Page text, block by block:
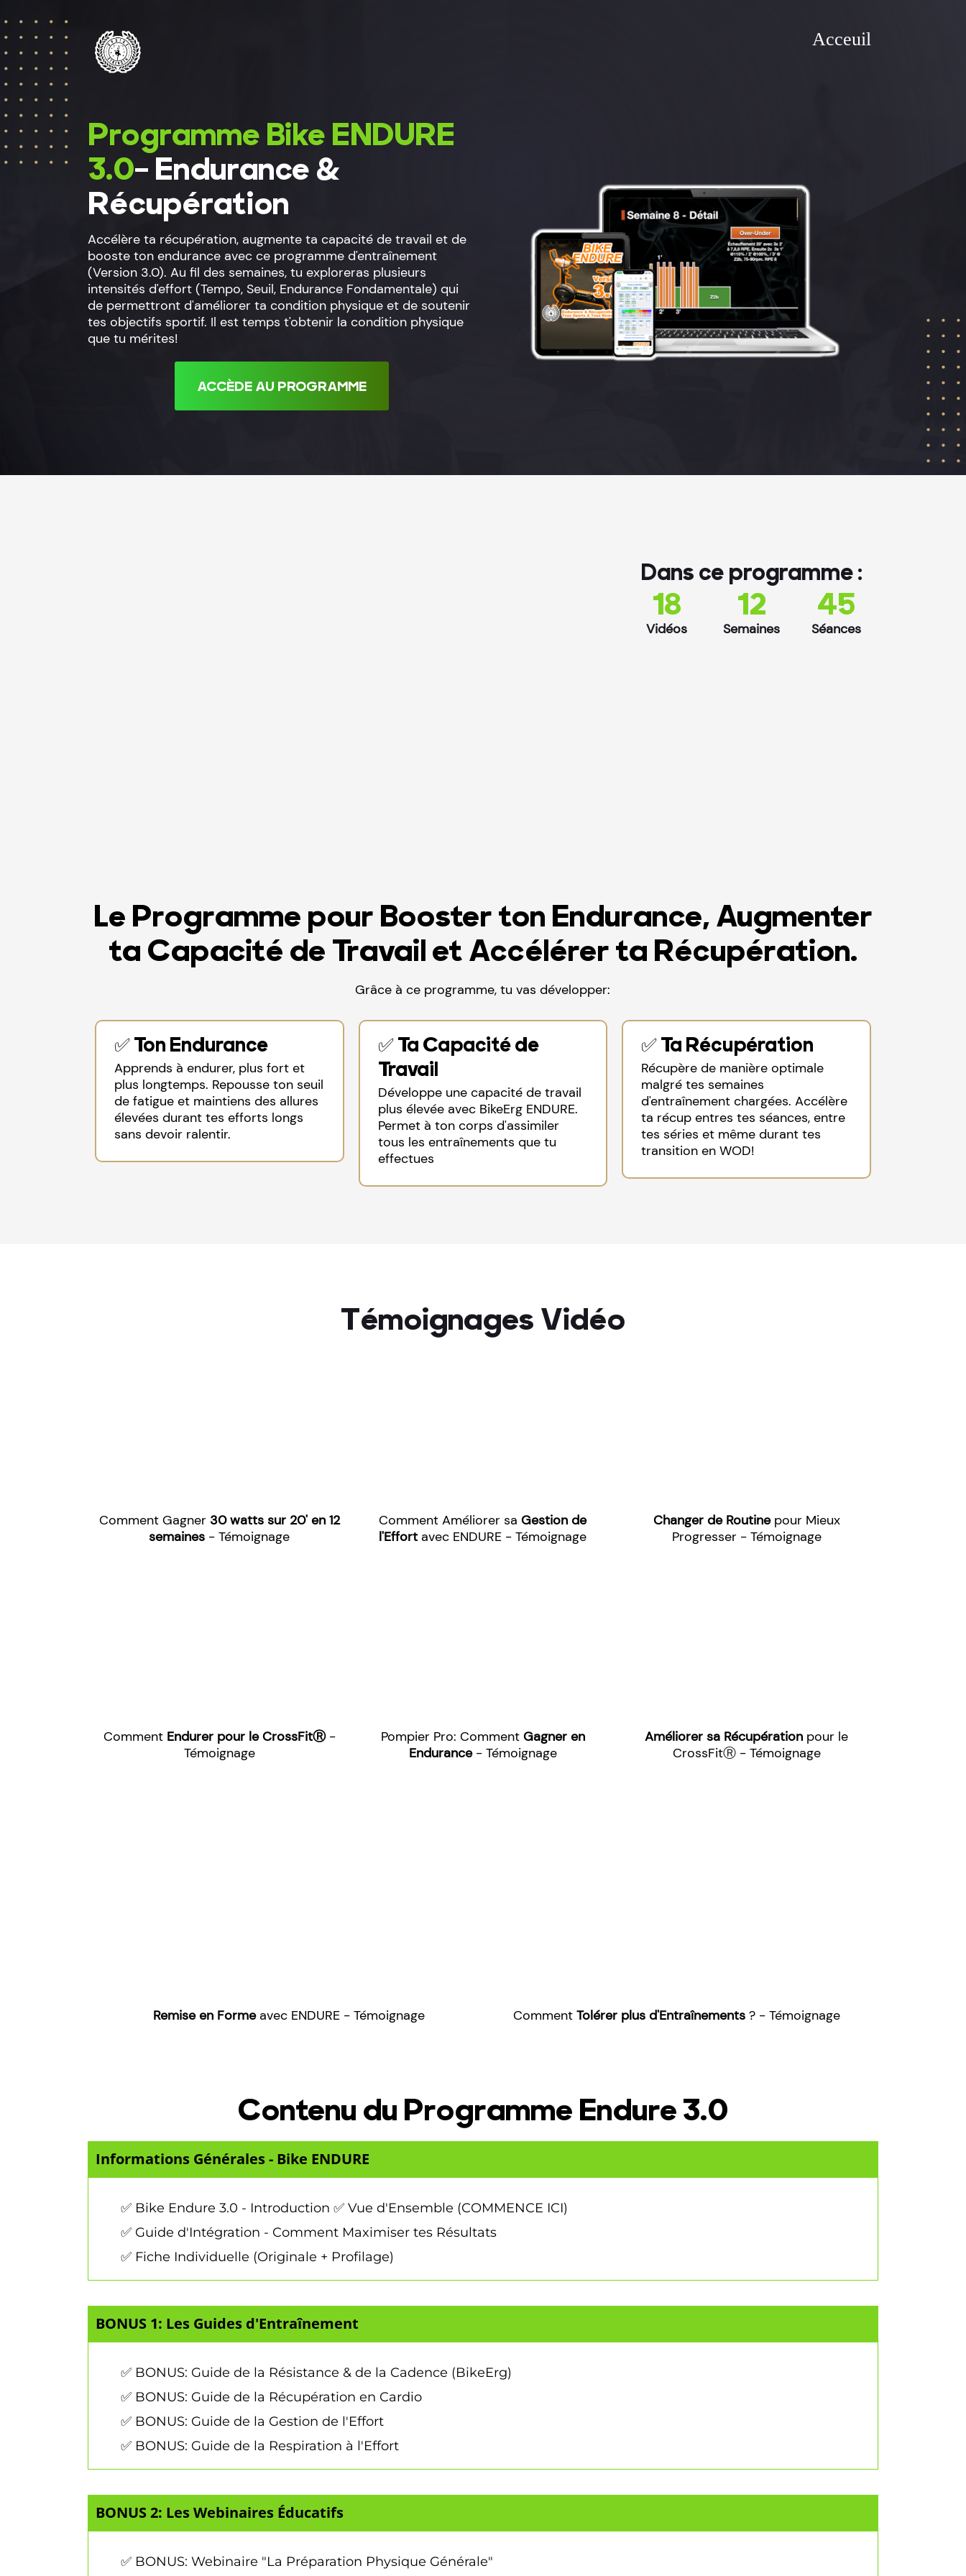
Acceuil
Programme Bike ENDURE
3.0- Endurance &
Récupération
Accélère ta récupération, augmente ta capacité de travail et de
booste ton endurance avec ce programme d'entraînement
(Version 3.0). Au fil des semaines, tu exploreras plusieurs
intensités d'effort (Tempo, Seuil, Endurance Fondamentale) qui
de permettront d'améliorer ta condition physique et de soutenir
tes objectifs sportif. Il est temps t'obtenir la condition physique
que tu mérites!
ACCÈDE AU PROGRAMME
Dans ce programme :
18
Vidéos
12
Semaines
45
Séances
Le Programme pour Booster ton Endurance, Augmenter
ta Capacité de Travail et Accélérer ta Récupération.
Grâce à ce programme, tu vas développer:
✅ Ton Endurance
Apprends à endurer, plus fort et
plus longtemps. Repousse ton seuil
de fatigue et maintiens des allures
élevées durant tes efforts longs
sans devoir ralentir.
✅ Ta Capacité de
Travail
Développe une capacité de travail
plus élevée avec BikeErg ENDURE.
Permet à ton corps d'assimiler
tous les entraînements que tu
effectues
✅ Ta Récupération
Récupère de manière optimale
malgré tes semaines
d'entraînement chargées. Accélère
ta récup entres tes séances, entre
tes séries et même durant tes
transition en WOD!
Témoignages Vidéo
Comment Gagner 30 watts sur 20' en 12
semaines - Témoignage
Comment Améliorer saGestion de
l'Effort avec ENDURE - Témoignage
Changer de Routinepour Mieux
Progresser - Témoignage
Comment Endurer pour le CrossFitⓇ -
Témoignage
Pompier Pro: Comment Gagner en
Endurance- Témoignage
Améliorer sa Récupération pour le
CrossFitⓇ - Témoignage
Remise en Formeavec ENDURE - Témoignage CommentTolérer plus d'Entraînements ? - Témoignage
Contenu du Programme Endure 3.0
Informations Générales - Bike ENDURE
✅ Bike Endure 3.0 - Introduction ✅ Vue d'Ensemble (COMMENCE ICI)
✅ Guide d'Intégration - Comment Maximiser tes Résultats
✅ Fiche Individuelle (Originale + Profilage)
BONUS 1: Les Guides d'Entraînement
✅ BONUS: Guide de la Résistance & de la Cadence (BikeErg)
✅ BONUS: Guide de la Récupération en Cardio
✅ BONUS: Guide de la Gestion de l'Effort
✅ BONUS: Guide de la Respiration à l'Effort
BONUS 2: Les Webinaires Éducatifs
✅ BONUS: Webinaire "La Préparation Physique Générale"